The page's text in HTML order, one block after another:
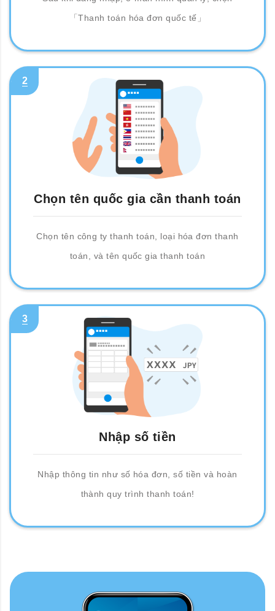
「Thanh toán hóa đơn quốc tế」
2
Chọn tên quốc gia cần thanh toán
Chọn tên công ty thanh toán, loại hóa đơn thanh
toán, và tên quốc gia thanh toán
3
Nhập số tiền
Nhập thông tin như số hóa đơn, số tiền và hoàn
thành quy trình thanh toán!